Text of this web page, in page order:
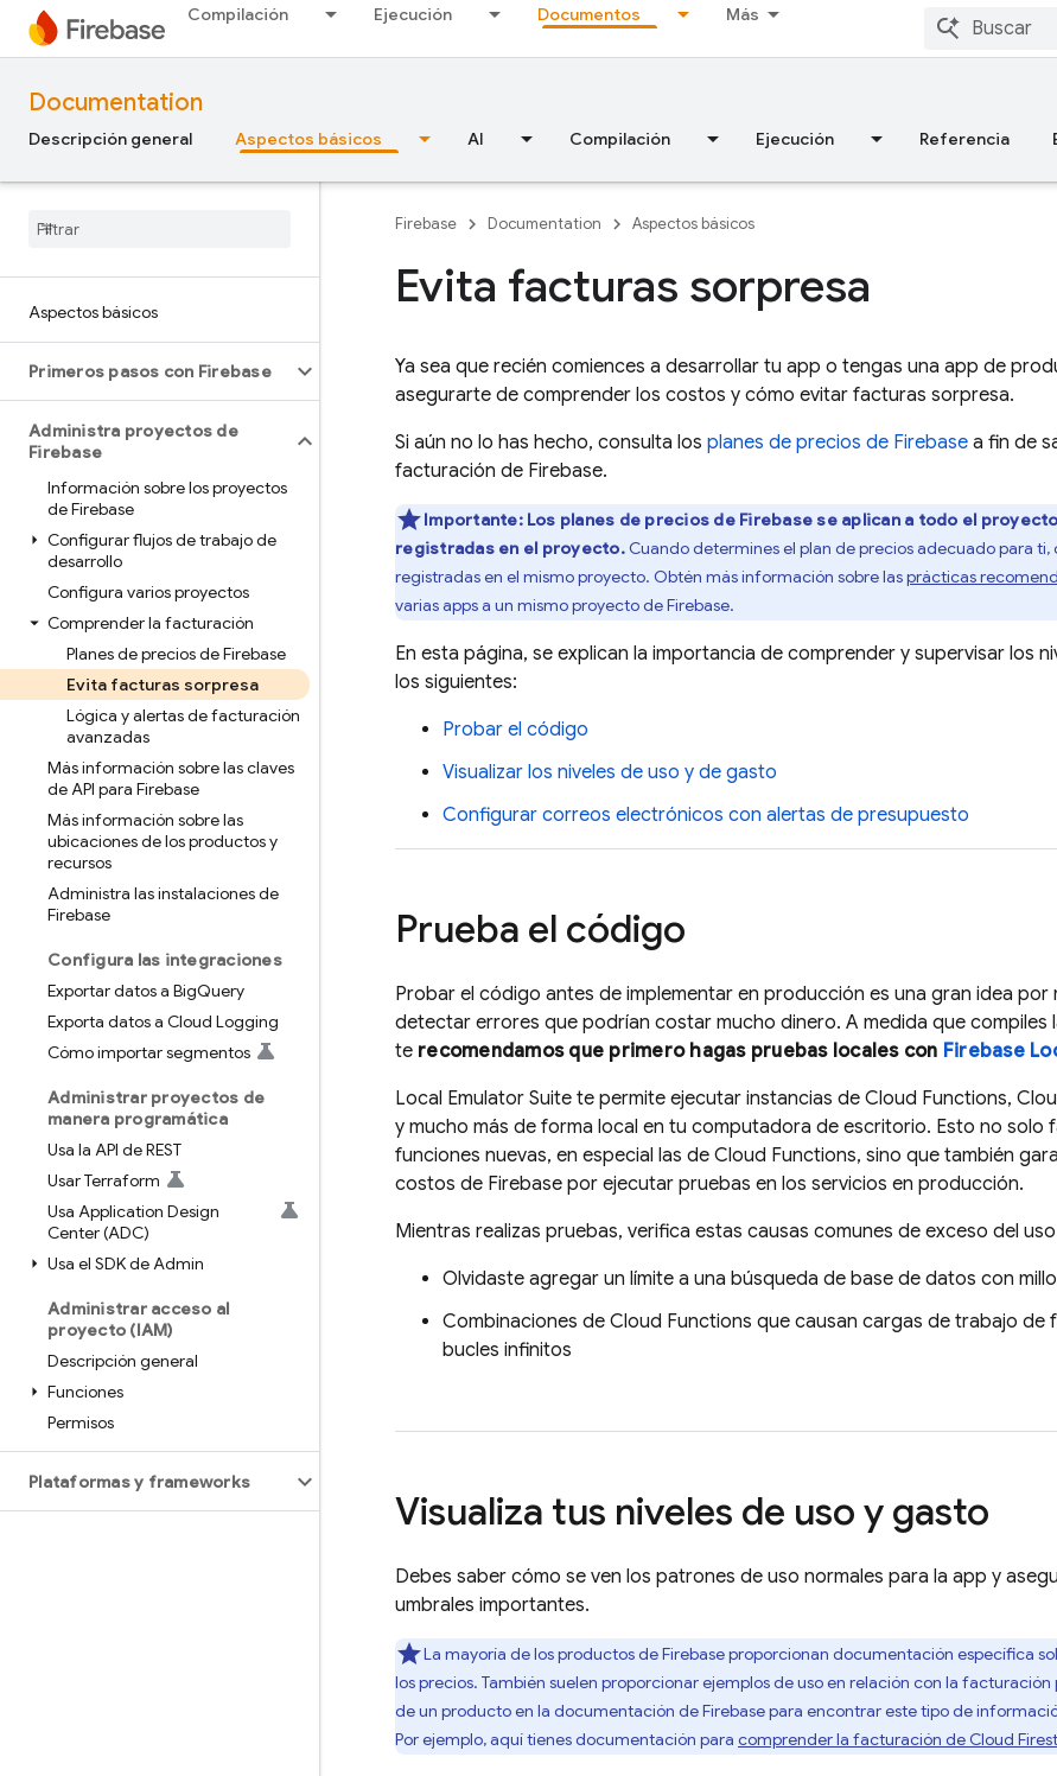
Compilación Ejecución Documentos Más
Documentation
Descripción general Aspectos básicos AI Compilación Ejecución Referencia
Aspectos básicos
Primeros pasos con Firebase
Administra proyectos de
Firebase
Información sobre los proyectos
de Firebase
Configurar flujos de trabajo de
desarrollo
Configura varios proyectos
Comprender la facturación
Planes de precios de Firebase
Evita facturas sorpresa
Lógica y alertas de facturación
avanzadas
Más información sobre las claves
de API para Firebase
Más información sobre las
ubicaciones de los productos y
recursos
Administra las instalaciones de
Firebase
Configura las integraciones
Exportar datos a BigQuery
Exporta datos a Cloud Logging
Cómo importar segmentos
Administrar proyectos de
manera programática
Usa la API de REST
Usar Terraform
Usa Application Design
Center (ADC)
Usa el SDK de Admin
Administrar acceso al
proyecto (IAM)
Descripción general
Funciones
Permisos
Plataformas y frameworks
Firebase Documentation Aspectos básicos
Evita facturas sorpresa
Ya sea que recién comiences a desarrollar tu app o tengas una app de
asegurarte de comprender los costos y cómo evitar facturas sorpresa.
Si aún no lo has hecho, consulta los planes de precios de Firebase a fin de
facturación de Firebase.
Importante: Los planes de precios de Firebase se aplican a todo el
registradas en el proyecto.Cuando determines el plan de precios adecuado para ti,
registradas en el mismo proyecto. Obtén más información sobre lasprácticas
varias apps a un mismo proyecto de Firebase.
En esta página, se explican la importancia de comprender y supervisar los
los siguientes:
Probar el código
Visualizar los niveles de uso y de gasto
Configurar correos electrónicos con alertas de presupuesto
Prueba el código
Probar el código antes de implementar en producción es una gran idea por
detectar errores que podrían costar mucho dinero. A medida que
te recomendamos que primero hagas pruebas locales con Firebase
Local Emulator Suite te permite ejecutar instancias de Cloud Functions,
y mucho más de forma local en tu computadora de escritorio. Esto no solo
funciones nuevas, en especial las de Cloud Functions, sino que también
costos de Firebase por ejecutar pruebas en los servicios en producción.
Mientras realizas pruebas, verifica estas causas comunes de exceso del
Olvidaste agregar un límite a una búsqueda de base de datos con
Combinaciones de Cloud Functions que causan cargas de trabajo de
bucles infinitos
Visualiza tus niveles de uso y gasto
Debes saber cómo se ven los patrones de uso normales para la app y
umbrales importantes.
La mayoría de los productos de Firebase proporcionan documentación específica
los precios. También suelen proporcionar ejemplos de uso en relación con la
de un producto en la documentación de Firebase para encontrar este tipo de
Por ejemplo, aquí tienes documentación para comprender la facturación de Cloud